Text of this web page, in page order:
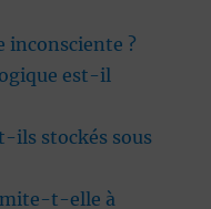
inconsciente ?
est-il
ils stockés sous
t-elle à